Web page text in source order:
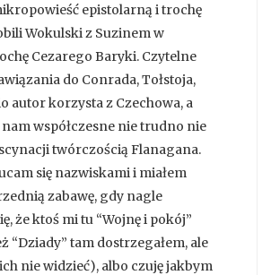
epistolarną i trochę
Wokulski z Suzinem w
Cezarego Baryki. Czytelne
do Conrada, Tołstoja,
autor korzysta z Czechowa, a
współczesne nie trudno nie
twórczością Flanagana.
się nazwiskami i miałem
zabawę, gdy nagle
że ktoś mi tu “Wojnę i pokój”
“Dziady” tam dostrzegałem, ale
ich nie widzieć), albo czuję jakbym